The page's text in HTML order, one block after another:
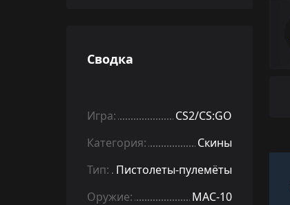
Сводка
Игра:
CS2/CS:GO
Категория:
Скины
Тип: Пистолеты-пулемёты
Оружие:
MAC-10